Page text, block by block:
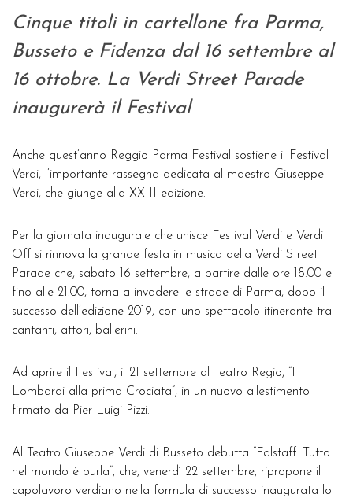
Cinque titoli in cartellone fra Parma,
Busseto e Fidenza dal 16 settembre al
16 ottobre. La Verdi Street Parade
inaugurerà il Festival
Anche quest’anno Reggio Parma Festival sostiene il Festival
Verdi, l’importante rassegna dedicata al maestro Giuseppe
Verdi, che giunge alla XXIII edizione.
Per la giornata inaugurale che unisce Festival Verdi e Verdi
Off si rinnova la grande festa in musica della Verdi Street
Parade che, sabato 16 settembre, a partire dalle ore 18.00 e
fino alle 21.00, torna a invadere le strade di Parma, dopo il
successo dell’edizione 2019, con uno spettacolo itinerante tra
cantanti, attori, ballerini.
Ad aprire il Festival, il 21 settembre al Teatro Regio, “I
Lombardi alla prima Crociata”, in un nuovo allestimento
firmato da Pier Luigi Pizzi.
Al Teatro Giuseppe Verdi di Busseto debutta “Falstaff. Tutto
nel mondo è burla”, che, venerdì 22 settembre, ripropone il
capolavoro verdiano nella formula di successo inaugurata lo